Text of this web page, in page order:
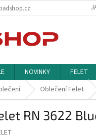
NOVINKY FELET
Oblečení Felet
RN 3622